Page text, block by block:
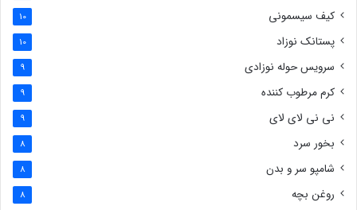
کیف سیسمونی 10
پستانک نوزاد 10
سرویس حوله نوزادی 9
کرم مرطوب کننده 9
نی نی لای لای 9
بخور سرد 8
شامپو سر و بدن 8
روغن بچه 8